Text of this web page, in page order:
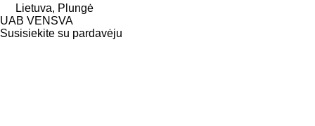
Lietuva, Plungė
UAB VENSVA
Susisiekite su pardavėju